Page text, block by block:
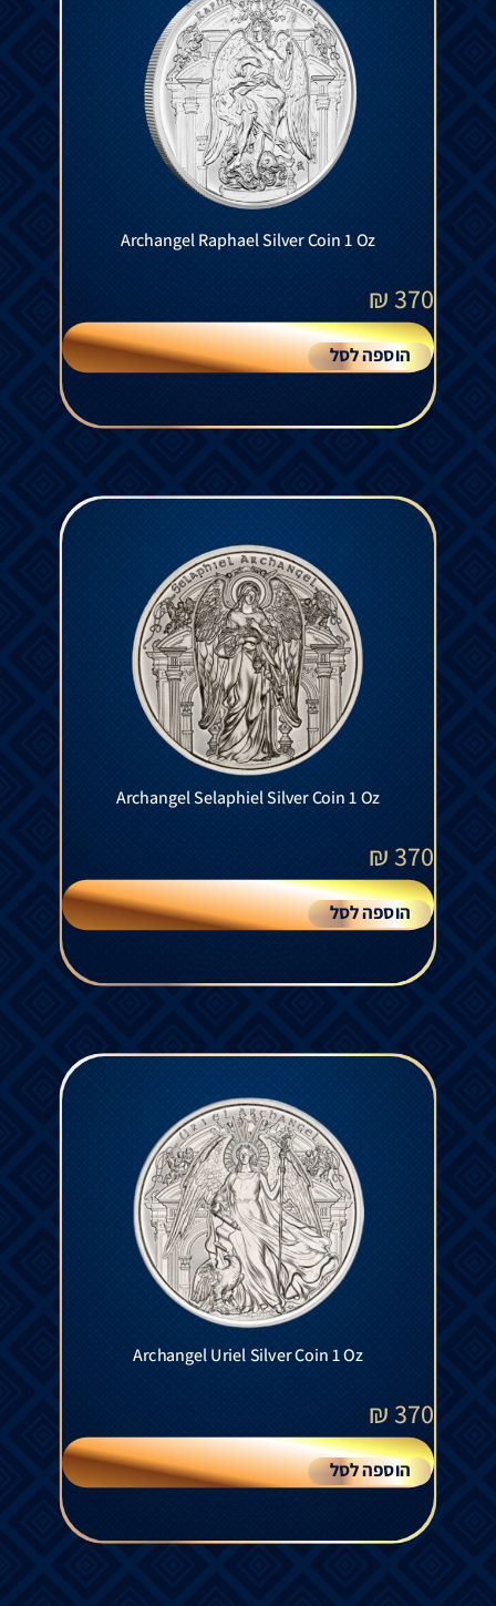
Archangel Raphael Silver Coin 1 Oz
370
₪
הוספה לסל
Archangel Selaphiel Silver Coin 1 Oz
370
₪
הוספה לסל
Archangel Uriel Silver Coin 1 Oz
370
₪
הוספה לסל